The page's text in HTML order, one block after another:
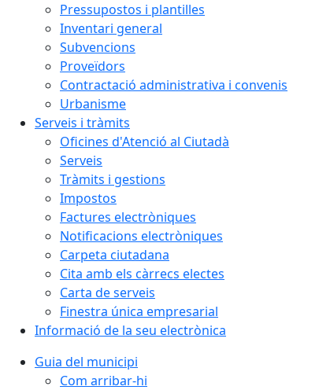
Pressupostos i plantilles
Inventari general
Subvencions
Proveïdors
Contractació administrativa i convenis
Urbanisme
Serveis i tràmits
Oficines d'Atenció al Ciutadà
Serveis
Tràmits i gestions
Impostos
Factures electròniques
Notificacions electròniques
Carpeta ciutadana
Cita amb els càrrecs electes
Carta de serveis
Finestra única empresarial
Informació de la seu electrònica
Guia del municipi
Com arribar-hi